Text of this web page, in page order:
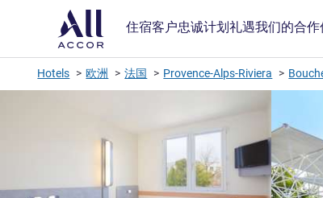
住宿客户忠诚计划礼遇我们的合作
Hotels 欧洲 法国 Provence-Alps-Riviera